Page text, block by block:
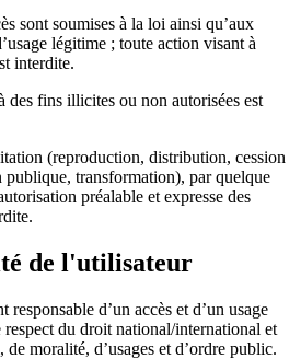
sont soumises à la loi ainsi qu’aux
légitime ; toute action visant à
interdite.
des fins illicites ou non autorisées est
(reproduction, distribution, cession
publique, transformation), par quelque
préalable et expresse des
de l'utilisateur
responsable d’un accès et d’un usage
du droit national/international et
moralité, d’usages et d’ordre public.